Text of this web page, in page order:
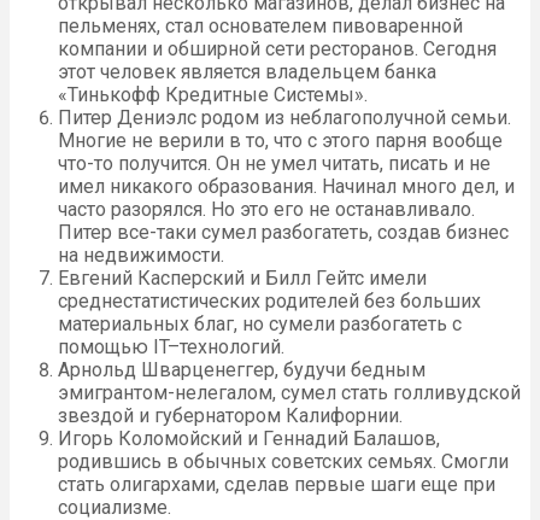
пельменях, стал основателем пивоваренной
компании и обширной сети ресторанов. Сегодня
этот человек является владельцем банка
«Тинькофф Кредитные Системы».
Питер Дениэлс родом из неблагополучной семьи.
Многие не верили в то, что с этого парня вообще
что-то получится. Он не умел читать, писать и не
имел никакого образования. Начинал много дел, и
часто разорялся. Но это его не останавливало.
Питер все-таки сумел разбогатеть, создав бизнес
на недвижимости.
Евгений Касперский и Билл Гейтс имели
среднестатистических родителей без больших
материальных благ, но сумели разбогатеть с
помощью IT–технологий.
Арнольд Шварценеггер, будучи бедным
эмигрантом-нелегалом, сумел стать голливудской
звездой и губернатором Калифорнии.
Игорь Коломойский и Геннадий Балашов,
родившись в обычных советских семьях. Смогли
стать олигархами, сделав первые шаги еще при
социализме.